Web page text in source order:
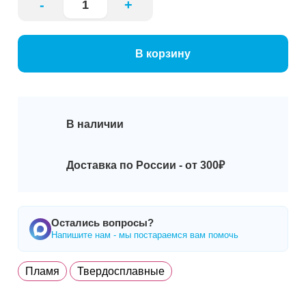
- +
В корзину
В наличии
Доставка по России - от 300₽
Остались вопросы?
Напишите нам - мы постараемся вам помочь
Пламя Твердосплавные